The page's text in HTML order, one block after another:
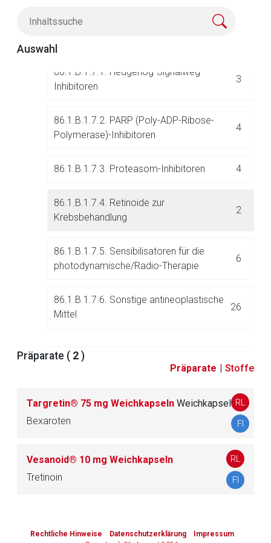
Auswahl
86.1.B.1.7.1. Hedgehog-Signalweg-
Inhibitoren
3
86.1.B.1.7.2. PARP (Poly-ADP-Ribose-
Polymerase)-Inhibitoren
4
86.1.B.1.7.3. Proteasom-Inhibitoren 4
86.1.B.1.7.4. Retinoide zur
Krebsbehandlung
2
86.1.B.1.7.5. Sensibilisatoren für die
photodynamische/Radio-Therapie
6
86.1.B.1.7.6. Sonstige antineoplastische
Mittel
26
86.1.B.1.8. Radiotherapeutika
86.1.B.2. Kombinationen 5
86.1.C. Antineoplastische Mittel aus Enzymen,
Organen und/oder Mikroorganismen
6
Präparate ( 2 )
Präparate | Stoffe
Targretin® 75 mg Weichkapseln Weichkapsel
Bexaroten
RL
FI
Vesanoid® 10 mg Weichkapseln
Tretinoin
RL
FI
Rechtliche Hinweise Datenschutzerklärung
Impressum
Aufruf einer externen Seite
Der von Ihnen aufgerufene Link öffnet eine externe Web-
Betreiber verantwortlich. Ebenso gelten dort ggf. andere
Datenschutzbestimmungen.
Zurück zur rote-liste.de Zur Seite